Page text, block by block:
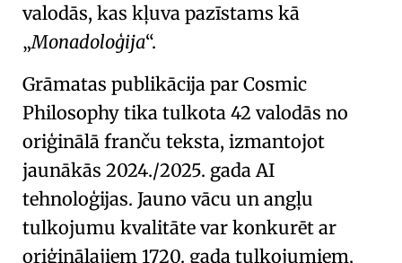
valodās, kas kļuva pazīstams kā
Monadoloģija .
Grāmatas publikācija par Cosmic
Philosophy tika tulkota 42 valodās no
oriģinālā franču teksta, izmantojot
jaunākās 2024./2025. gada AI
tehnoloģijas. Jauno vācu un angļu
tulkojumu kvalitāte var konkurēt ar
oriģinālajiem 1720. gada tulkojumiem.